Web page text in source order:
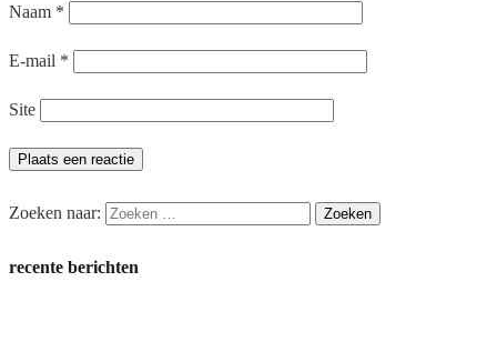
Naam *
E-mail *
Site
Zoeken naar:
recente berichten